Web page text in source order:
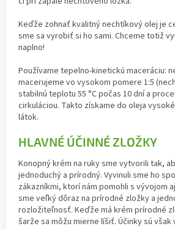
Keďže zohnať kvalitný nechtíkový olej je
sme sa vyrobiť si ho sami. Chceme totiž
naplno!
Používame tepelno-kinetickú maceráciu:
macerujeme vo vysokom pomere 1:5
stabilnú teplotu 55 °C počas 10 dní a
cirkuláciou. Takto získame do oleja
látok.
HLAVNÉ ÚČINNÉ ZLOŽKY
Konopný krém na ruky sme vytvorili tak,
jednoduchý a prírodný. Vyvinuli sme ho
zákazníkmi, ktorí nám pomohli s vývojom
sme veľký dôraz na prírodné zložky a
rozložiteľnosť. Keďže má krém prírodné
šarže sa môžu mierne líšiť. Účinky sú však